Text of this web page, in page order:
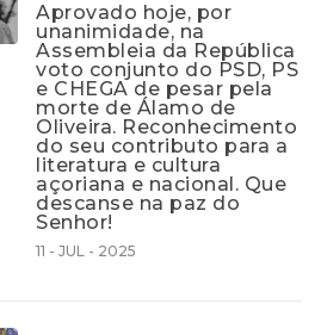
Aprovado hoje, por
unanimidade, na
Assembleia da República
voto conjunto do PSD, PS
e CHEGA de pesar pela
morte de Álamo de
Oliveira. Reconhecimento
do seu contributo para a
literatura e cultura
açoriana e nacional. Que
descanse na paz do
Senhor!
11 - JUL - 2025